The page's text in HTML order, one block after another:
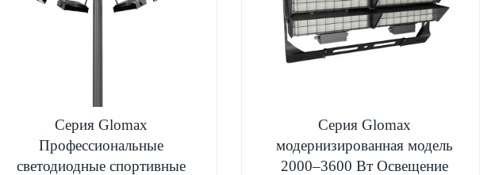
Серия Glomax
Профессиональные
светодиодные спортивные
Серия Glomax
модернизированная модель
2000–3600 Вт Освещение